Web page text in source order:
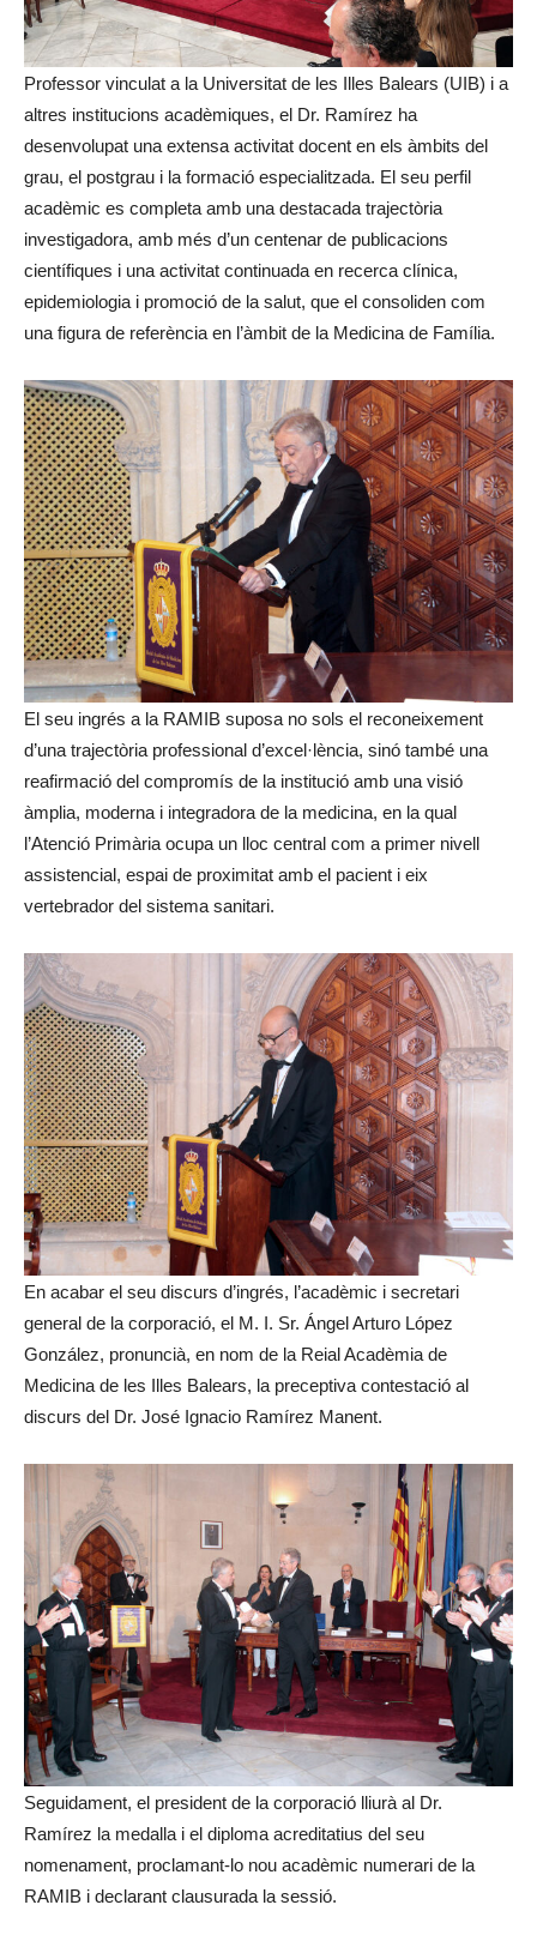
Professor vinculat a la Universitat de les Illes Balears (UIB) i a
altres institucions acadèmiques, el Dr. Ramírez ha
desenvolupat una extensa activitat docent en els àmbits del
grau, el postgrau i la formació especialitzada. El seu perfil
acadèmic es completa amb una destacada trajectòria
investigadora, amb més d’un centenar de publicacions
científiques i una activitat continuada en recerca clínica,
epidemiologia i promoció de la salut, que el consoliden com
una figura de referència en l’àmbit de la Medicina de Família.
El seu ingrés a la RAMIB suposa no sols el reconeixement
d’una trajectòria professional d’excel·lència, sinó també una
reafirmació del compromís de la institució amb una visió
àmplia, moderna i integradora de la medicina, en la qual
l’Atenció Primària ocupa un lloc central com a primer nivell
assistencial, espai de proximitat amb el pacient i eix
vertebrador del sistema sanitari.
En acabar el seu discurs d’ingrés, l’acadèmic i secretari
general de la corporació, el M. I. Sr. Ángel Arturo López
González, pronuncià, en nom de la Reial Acadèmia de
Medicina de les Illes Balears, la preceptiva contestació al
discurs del Dr. José Ignacio Ramírez Manent.
Seguidament, el president de la corporació lliurà al Dr.
Ramírez la medalla i el diploma acreditatius del seu
nomenament, proclamant-lo nou acadèmic numerari de la
RAMIB i declarant clausurada la sessió.